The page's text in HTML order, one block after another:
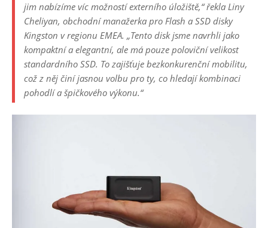
jim nabízíme víc možností externího úložiště,“ řekla Liny
Cheliyan, obchodní manažerka pro Flash a SSD disky
Kingston v regionu EMEA. „Tento disk jsme navrhli jako
kompaktní a elegantní, ale má pouze poloviční velikost
standardního SSD. To zajišťuje bezkonkurenční mobilitu,
což z něj činí jasnou volbu pro ty, co hledají kombinaci
pohodlí a špičkového výkonu.“